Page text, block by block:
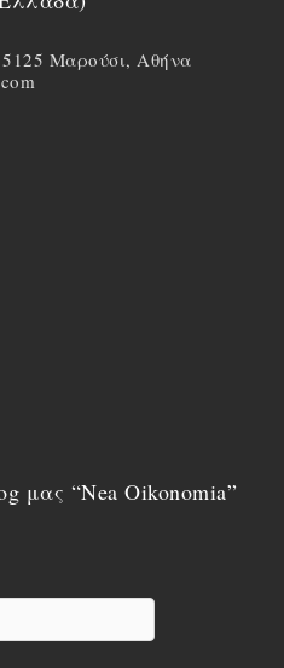
Μαρούσι, Αθήνα
μας “Nea Oikonomia”